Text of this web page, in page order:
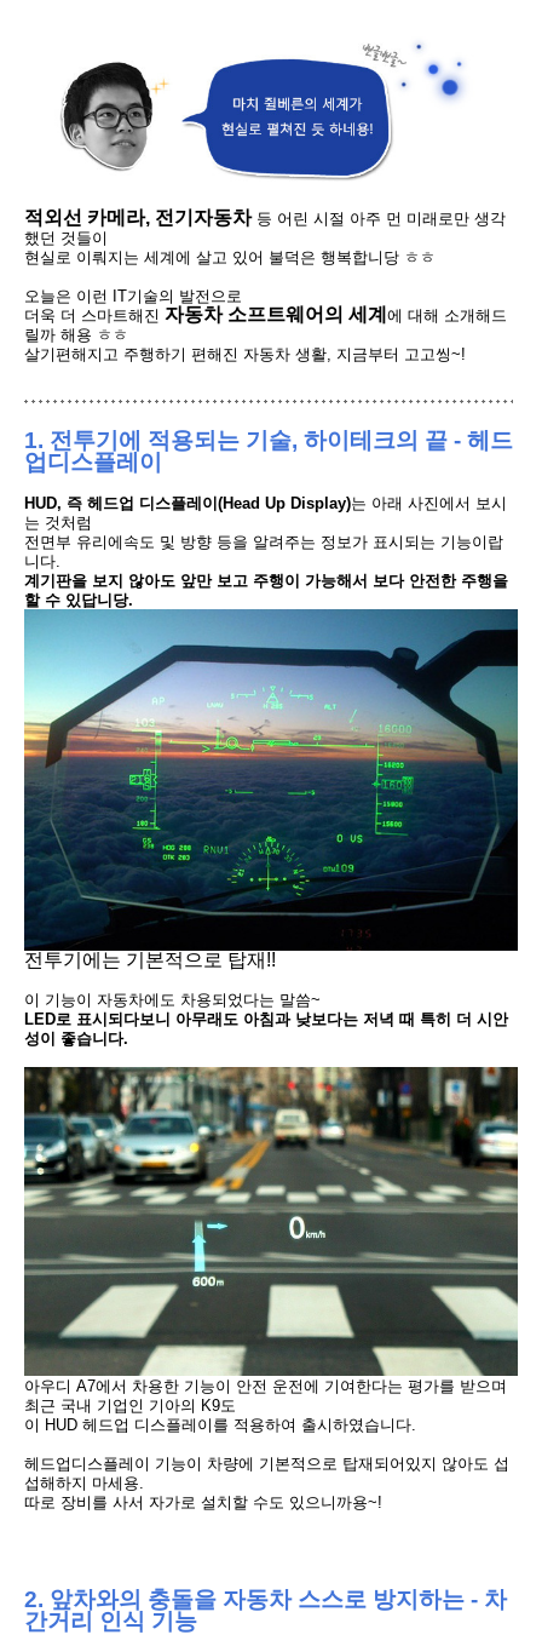
적외선 카메라, 전기자동차 등 어린 시절 아주 먼 미래로만 생각
했던 것들이
현실로 이뤄지는 세계에 살고 있어 불덕은 행복합니당 ㅎㅎ
오늘은 이런 IT기술의 발전으로
더욱 더 스마트해진 자동차 소프트웨어의 세계 에 대해 소개해드
릴까 해용 ㅎㅎ
살기편해지고 주행하기 편해진 자동차 생활, 지금부터 고고씽~!
1. 전투기에 적용되는 기술, 하이테크의 끝 - 헤드
업디스플레이
HUD, 즉 헤드업 디스플레이 (Head Up Display)는 아래 사진에서 보시
는 것처럼
전면부 유리에 속도 및 방향 등을 알려주는 정보가 표시되는 기능이랍
니다.
계기판을 보지 않아도 앞만 보고 주행이 가능해서 보다 안전한 주행을
할 수 있답니당.
전투기에는 기본적으로 탑재!!
이 기능이 자동차에도 차용되었다는 말씀~
LED로 표시되다보니 아무래도 아침과 낮보다는 저녁 때 특히 더 시안
성이 좋습니다.
아우디 A7에서 차용한 기능이 안전 운전에 기여한다는 평가를 받으며
최근 국내 기업인 기아의 K9도
이 HUD 헤드업 디스플레이를 적용하여 출시하였습니다.
헤드업디스플레이 기능이 차량에 기본적으로 탑재되어있지 않아도 섭
섭해하지 마세용.
따로 장비를 사서 자가로 설치할 수도 있으니까용~!
2. 앞차와의 충돌을 자동차 스스로 방지하는 - 차
간거리 인식 기능